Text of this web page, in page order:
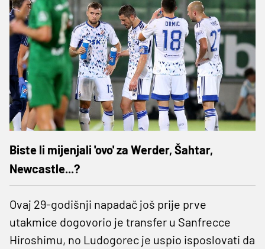
Biste li mijenjali 'ovo' za Werder, Šahtar,
Newcastle...?
Ovaj 29-godišnji napadač još prije prve
utakmice dogovorio je transfer u Sanfrecce
Hiroshimu, no Ludogorec je uspio isposlovati da